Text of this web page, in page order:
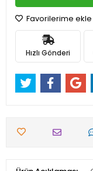
Favorilerime ekle
Hızlı Gönderi